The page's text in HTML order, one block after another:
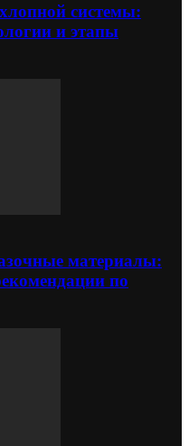
системы:
и этапы
материалы:
по